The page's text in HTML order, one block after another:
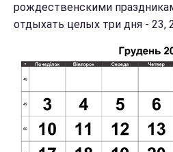
рождественскими
отдыхать целых три дня - 23,